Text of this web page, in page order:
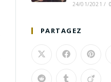
24/01/2021 /
PARTAGEZ